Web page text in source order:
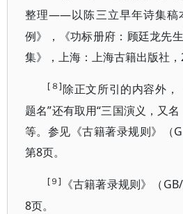
整理——以陈三立早年诗集稿
例》，《功标册府：顾廷龙先
集》，上海：上海古籍出版社，
[８] 除正文所引的内容外，
题名”还有取用“三国演义，又
等。参见《古籍著录规则》（
第8页。
[９] 《古籍著录规则》（
8页。